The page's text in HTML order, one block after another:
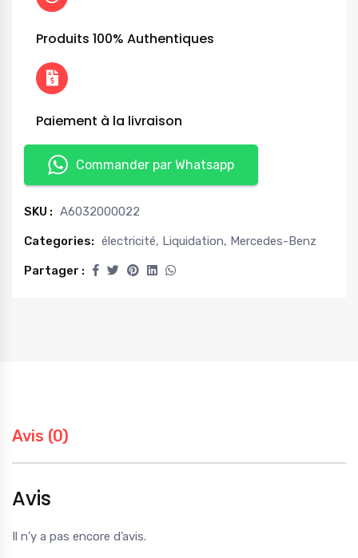
Produits 100% Authentiques
Paiement à la livraison
Commander par Whatsapp
SKU : A6032000022
Categories: électricité, Liquidation, Mercedes-Benz
Partager :
Avis (0)
Avis
Il n’y a pas encore d’avis.